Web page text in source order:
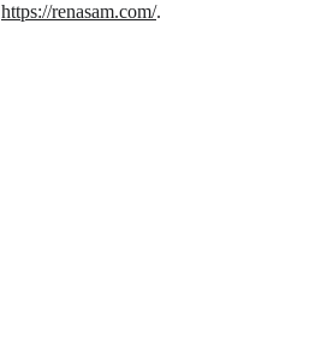
https://renasam.com/.